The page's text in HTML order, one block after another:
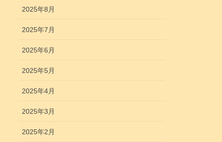
2025年8月
2025年7月
2025年6月
2025年5月
2025年4月
2025年3月
2025年2月